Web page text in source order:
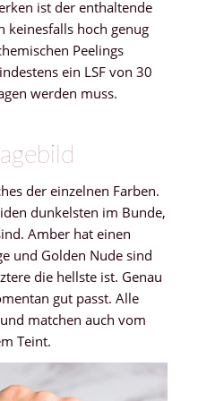
ist der enthaltende
keinesfalls hoch genug
Peelings
ein LSF von 30
werden muss.
der einzelnen Farben.
dunkelsten im Bunde,
Amber hat einen
und Golden Nude sind
die hellste ist. Genau
gut passt. Alle
matchen auch vom
Teint.